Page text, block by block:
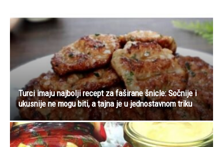
Turci imaju najbolji recept za faširane šnicle: Sočnije i
ukusnije ne mogu biti, a tajna je u jednostavnom triku